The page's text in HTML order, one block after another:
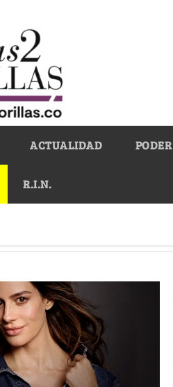
ACTUALIDAD PODER
R.I.N.